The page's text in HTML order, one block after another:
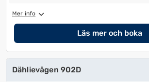
Mer info
Läs mer och boka
Dählievägen 902D